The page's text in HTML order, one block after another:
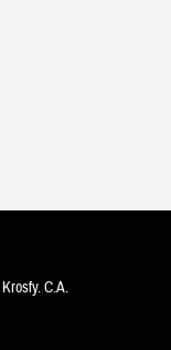
Krosfy. C.A.